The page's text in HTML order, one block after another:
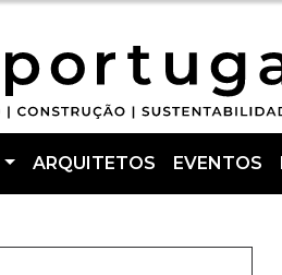
ARQUITETOS EVENTOS